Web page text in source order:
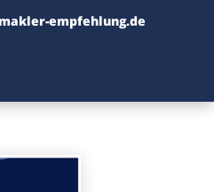
makler-empfehlung.de